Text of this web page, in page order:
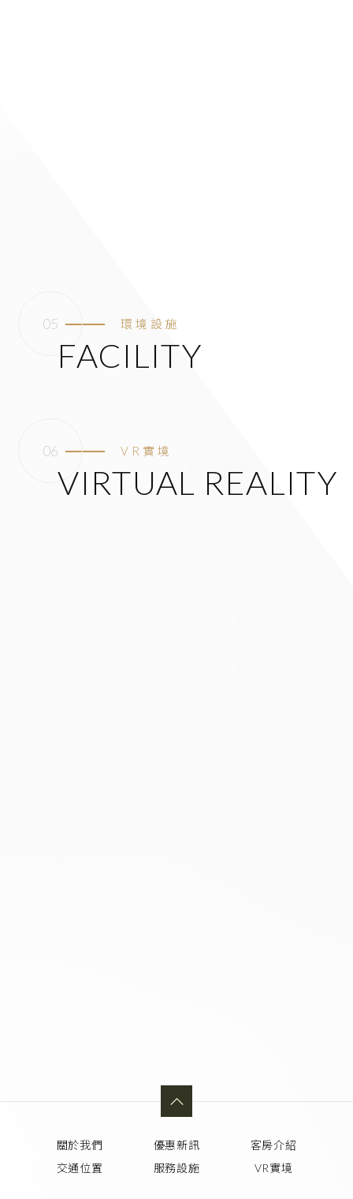
環境設施
FACILITY
VR實境
VIRTUAL REALITY
關於我們 優惠新訊
客房介紹
交通位置
服務設施 VR實境